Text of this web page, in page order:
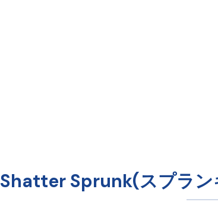
Shatter Sprunk(スプラ